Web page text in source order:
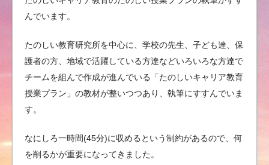
んでいます。
たのしい教育研究所を中心に、学校の先生、子ども達、保
護者の方、地域で活躍している方達などいろいろな方達で
チームを組んで作成が進んでいる「たのしいキャリア教育
授業プラン」の教材が整いつつあり、執筆にすすんでいま
す。
なにしろ一時間(45分)に収めるという制約があるので、何
を削るかが重要になってきました。